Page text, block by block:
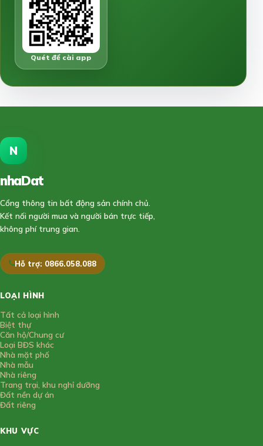
Quét để cài app
N
nhaDat
Cổng thông tin bất động sản chính chủ.
Kết nối người mua và người bán trực tiếp,
không phí trung gian.
Hỗ trợ: 0866.058.088
LOẠI HÌNH
Tất cả loại hình
Biệt thự
Căn hộ/Chung cư
Loại BĐS khác
Nhà mặt phố
Nhà mẫu
Nhà riêng
Trang trại, khu nghỉ dưỡng
Đất nền dự án
Đất riêng
KHU VỰC